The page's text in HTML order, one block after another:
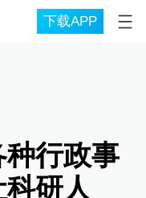
下载APP
行政事
研人